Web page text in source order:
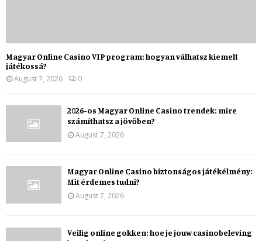
Magyar Online Casino VIP program: hogyan válhatsz kiemelt
játékossá?
August 7, 2026
0
2026-os Magyar Online Casino trendek: mire
számíthatsz a jövőben?
August 7, 2026
Magyar Online Casino biztonságos játékélmény:
Mit érdemes tudni?
August 7, 2026
Veilig online gokken: hoe je jouw casinobeleving